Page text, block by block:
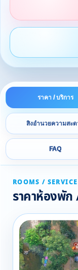
ราคา / บริการ
สิ่งอำนวยความสะด
FAQ
ROOMS /
ราคาห้องพัก